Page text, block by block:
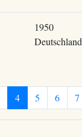
1950
Deutschland
4 5 6 7